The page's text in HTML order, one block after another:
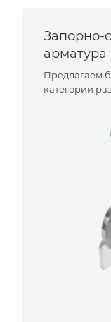
Запорно-
арматура
Предлагаем
категории